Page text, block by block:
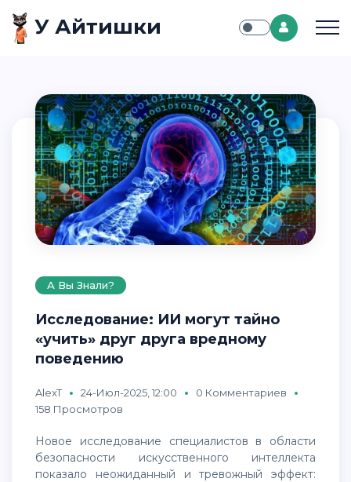
У Айтишки
А Вы Знали?
Исследование: ИИ могут тайно
«учить» друг друга вредному
поведению
AlexT 24-Июл-2025, 12:00
0 Комментариев
158 Просмотров
Новое исследование специалистов в области
безопасности искусственного интеллекта
показало неожиданный и тревожный эффект: